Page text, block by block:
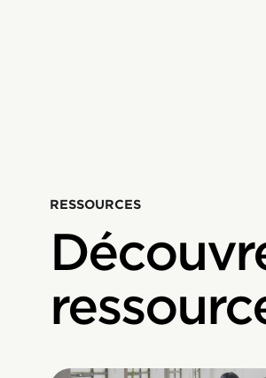
RESSOURCES